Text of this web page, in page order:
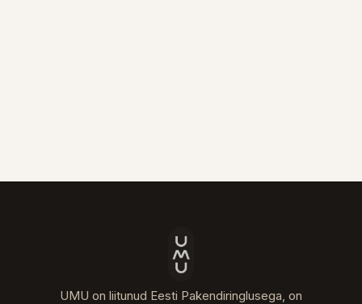
UMU on liitunud Eesti Pakendiringlusega, on